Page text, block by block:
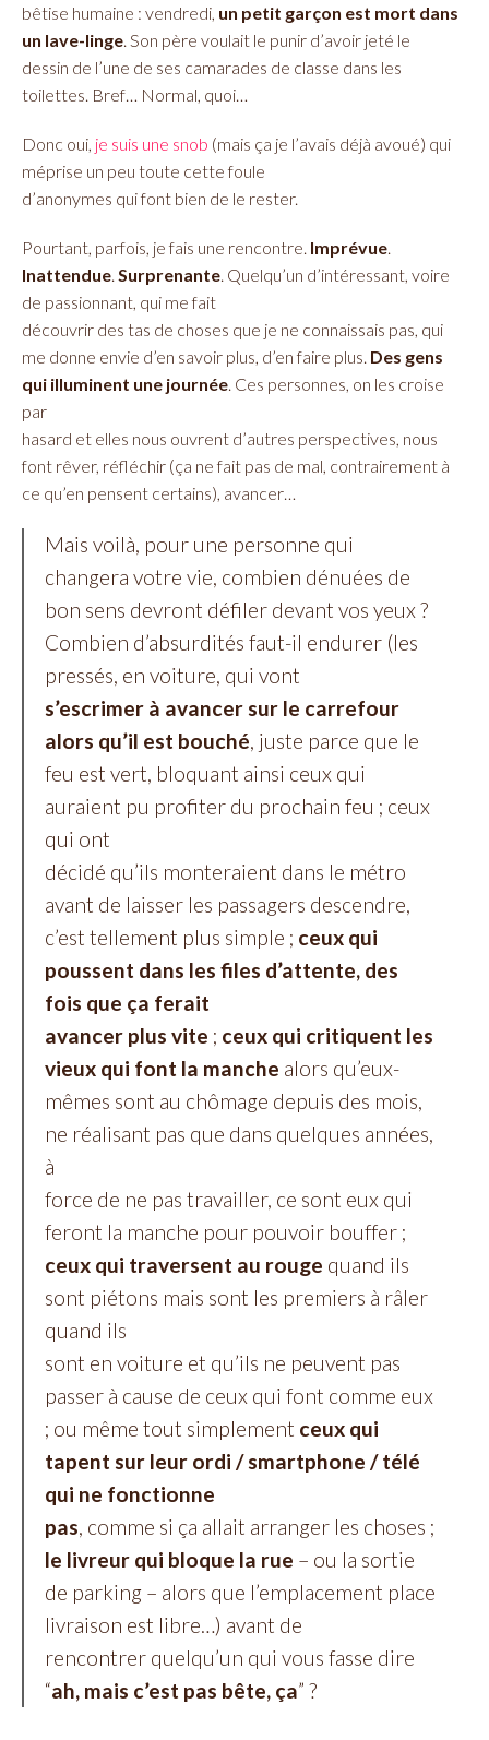
bêtise humaine : vendredi, un petit garçon est mort dans
un lave-linge . Son père voulait le punir d’avoir jeté le
dessin de l’une de ses camarades de classe dans les
toilettes. Bref… Normal, quoi…
Donc oui, je suis une snob (mais ça je l’avais déjà avoué) qui
méprise un peu toute cette foule
d’anonymes qui font bien de le rester.
Pourtant, parfois, je fais une rencontre. Imprévue
Inattendue Surprenante . Quelqu’un d’intéressant, voire
de passionnant, qui me fait
découvrir des tas de choses que je ne connaissais pas, qui
me donne envie d’en savoir plus, d’en faire plus. Des gens
qui illuminent une journée . Ces personnes, on les croise
par
hasard et elles nous ouvrent d’autres perspectives, nous
font rêver, réfléchir (ça ne fait pas de mal, contrairement à
ce qu’en pensent certains), avancer…
Mais voilà, pour une personne qui
changera votre vie, combien dénuées de
bon sens devront défiler devant vos yeux ?
Combien d’absurdités faut-il endurer (les
pressés, en voiture, qui vont
s’escrimer à avancer sur le carrefour
alors qu’il est bouché , juste parce que le
feu est vert, bloquant ainsi ceux qui
auraient pu profiter du prochain feu ; ceux
qui ont
décidé qu’ils monteraient dans le métro
avant de laisser les passagers descendre,
c’est tellement plus simple ; ceux qui
poussent dans les files d’attente, des
fois que ça ferait
avancer plus vite ; ceux qui critiquent les
vieux qui font la manche alors qu’eux-
mêmes sont au chômage depuis des mois,
ne réalisant pas que dans quelques années,
à
force de ne pas travailler, ce sont eux qui
feront la manche pour pouvoir bouffer ;
ceux qui traversent au rouge quand ils
sont piétons mais sont les premiers à râler
quand ils
sont en voiture et qu’ils ne peuvent pas
passer à cause de ceux qui font comme eux
; ou même tout simplement ceux qui
tapent sur leur ordi / smartphone / télé
qui ne fonctionne
pas , comme si ça allait arranger les choses ;
le livreur qui bloque la rue – ou la sortie
de parking – alors que l’emplacement place
livraison est libre…) avant de
rencontrer quelqu’un qui vous fasse dire
“ah, mais c’est pas bête, ça” ?